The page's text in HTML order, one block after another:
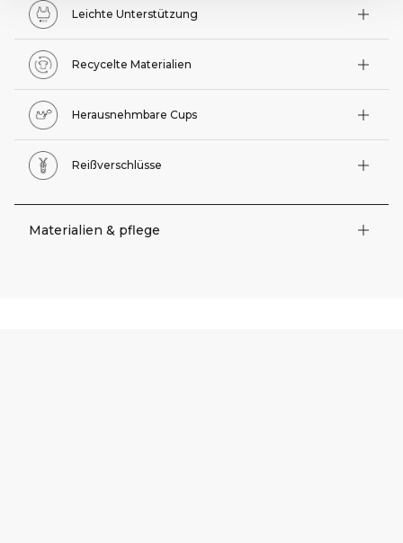
Leichte Unterstützung
Recycelte Materialien
Herausnehmbare Cups
Reißverschlüsse
Materialien & pflege